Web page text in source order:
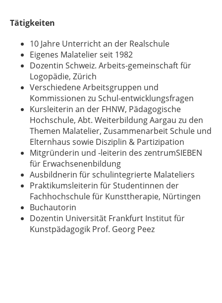
Tätigkeiten
10 Jahre Unterricht an der Realschule
Eigenes Malatelier seit 1982
Dozentin Schweiz. Arbeits-gemeinschaft für
Logopädie, Zürich
Verschiedene Arbeitsgruppen und
Kommissionen zu Schul-entwicklungsfragen
Kursleiterin an der FHNW, Pädagogische
Hochschule, Abt. Weiterbildung Aargau zu den
Themen Malatelier, Zusammenarbeit Schule und
Elternhaus sowie Disziplin & Partizipation
Mitgründerin und -leiterin des zentrumSIEBEN
für Erwachsenenbildung
Ausbildnerin für schulintegrierte Malateliers
Praktikumsleiterin für Studentinnen der
Fachhochschule für Kunsttherapie, Nürtingen
Buchautorin
Dozentin Universität Frankfurt Institut für
Kunstpädagogik Prof. Georg Peez